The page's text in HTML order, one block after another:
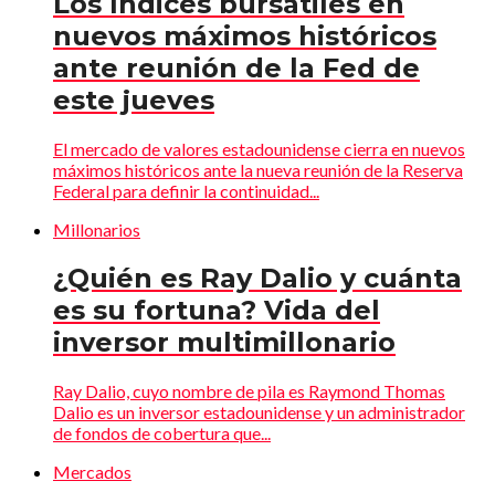
nuevos máximos históricos
ante reunión de la Fed de
este jueves
El mercado de valores estadounidense cierra en nuevos
máximos históricos ante la nueva reunión de la Reserva
Federal para definir la continuidad...
Millonarios
¿Quién es Ray Dalio y cuánta
es su fortuna? Vida del
inversor multimillonario
Ray Dalio, cuyo nombre de pila es Raymond Thomas
Dalio es un inversor estadounidense y un administrador
de fondos de cobertura que...
Mercados